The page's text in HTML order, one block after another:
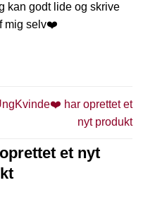
kan godt lide og skrive
mig selv❤️
har oprettet et
nyt produkt
et nyt